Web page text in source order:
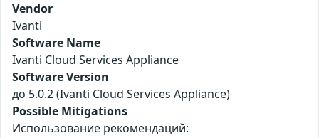
Vendor
Ivanti
Software Name
Ivanti Cloud Services Appliance
Software Version
до 5.0.2 (Ivanti Cloud Services Appliance)
Possible Mitigations
Использование рекомендаций: